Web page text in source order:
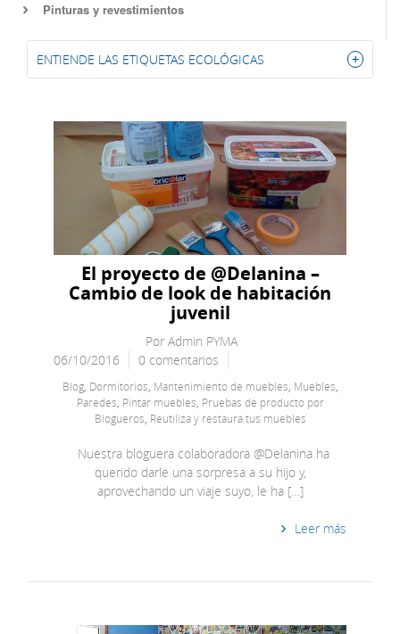
Pinturas y revestimientos
ENTIENDE LAS ETIQUETAS ECOLÓGICAS
El proyecto de @Delanina –
Cambio de look de habitación
juvenil
Por Admin PYMA
06/10/2016
0 comentarios
Blog, Dormitorios Mantenimiento de muebles Muebles
Paredes Pintar muebles Pruebas de producto por
Blogueros Reutiliza y restaura tus muebles
Nuestra bloguera colaboradora @Delanina ha
querido darle una sorpresa a su hijo y,
aprovechando un viaje suyo, le ha […]
Leer más